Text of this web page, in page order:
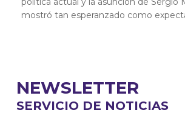
mostró tan esperanzado como
NEWSLETTER
SERVICIO DE NOTICIAS